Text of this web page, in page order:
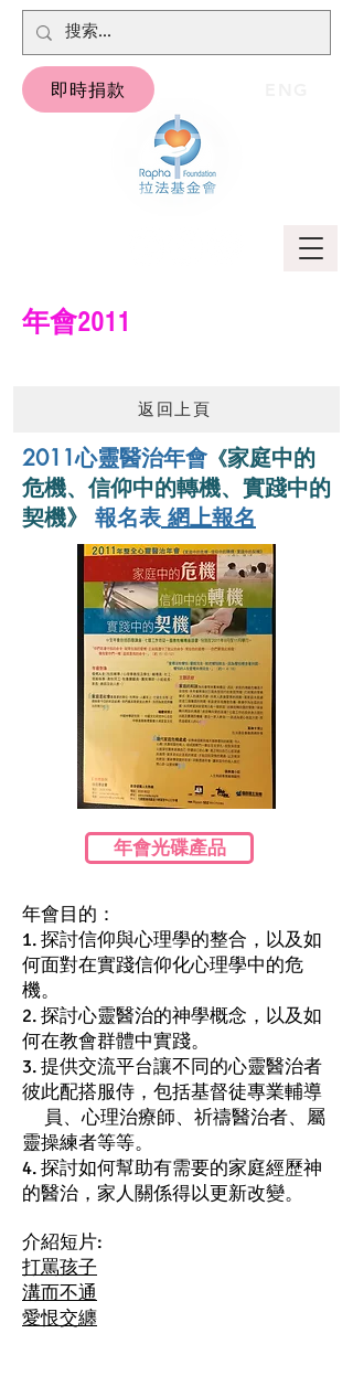
即時捐款
​年會2011
返回上頁
2011心靈醫治年會 《家庭中的
危機、信仰中的轉機、實踐中的
契機》
報名表 網上報名
年會光碟產品
年會目的：
1. 探討信仰與心理學的整合，以及如
何面對在實踐信仰化心理學中的危
機。
2. 探討心靈醫治的神學概念，以及如
何在教會群體中實踐。
3. 提供交流平台讓不同的心靈醫治者
彼此配搭服侍，包括基督徒專業輔導
員、心理治療師、祈禱醫治者、屬
靈操練者等等。
4. 探討如何幫助有需要的家庭經歷神
的醫治，家人關係得以更新改變。
介紹短片:
打罵孩子
溝而不通
愛恨交纏